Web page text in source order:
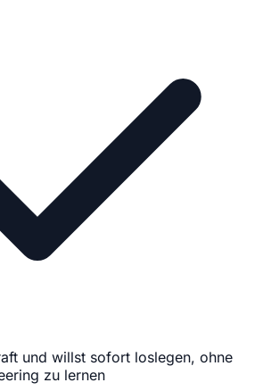
und willst sofort loslegen, ohne
zu lernen